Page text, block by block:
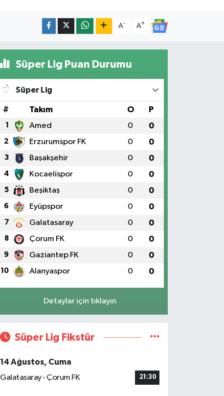
A- A+
Süper Lig Puan Durumu
Süper Lig
# Takım O P
1 Amed 0 0
2 Erzurumspor FK 0 0
3 Başakşehir 0 0
4 Kocaelispor 0 0
5 Beşiktaş 0 0
6 Eyüpspor 0 0
7 Galatasaray 0 0
8 Çorum FK 0 0
9 Gaziantep FK 0 0
10 Alanyaspor 0 0
Detaylar için tıklayın
Süper Lig Fikstür
14 Ağustos, Cuma
Galatasaray - Çorum FK
21:30